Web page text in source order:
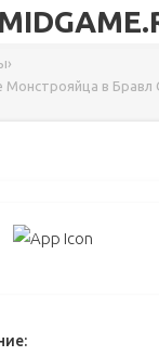
›
Монстрояйца в Бравл